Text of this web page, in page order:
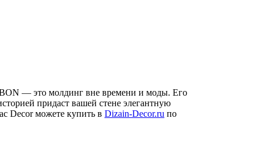
— это молдинг вне времени и моды. Его
придаст вашей стене элегантную
Decor можете купить в Dizain-Decor.ru по